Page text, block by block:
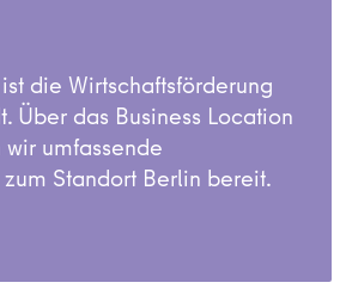
die Wirtschaftsförderung
Über das Business Location
umfassende
Standort Berlin bereit.